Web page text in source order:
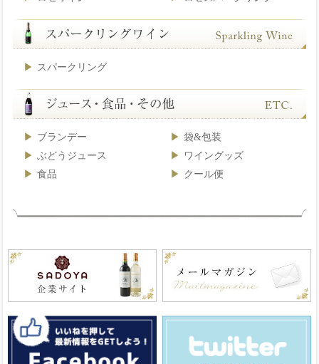
スパークリング
ブランデー
袋&包装
ぶどうジュース
ワイングッズ
食品
クール便